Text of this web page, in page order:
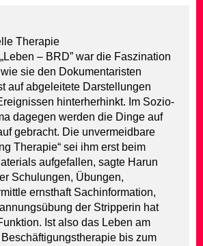
Therapie
– BRD” war die Faszination
sie den Dokumentaristen
auf abgeleitete Darstellungen
hinterherhinkt. Im Sozio-
dagegen werden die Dinge auf
gebracht. Die unvermeidbare
Therapie“ sei ihm erst beim
aufgefallen, sagte Harun
Schulungen, Übungen,
ernsthaft Sachinformation,
der Stripperin hat
Ist also das Leben am
bis zum